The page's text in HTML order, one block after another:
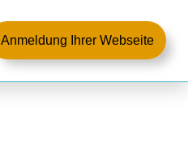
Anmeldung Ihrer Webseite